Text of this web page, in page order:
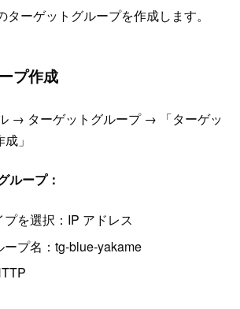
ターゲットグループを作成します。
プ作成
→ ターゲットグループ → 「ターゲッ
」
ループ：
を選択：IP アドレス
ープ名：tg-blue-yakame